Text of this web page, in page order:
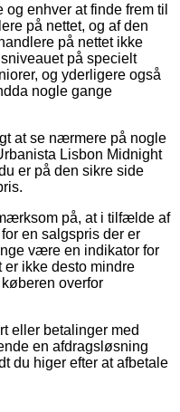
enhver at finde frem til
på nettet, og af den
på nettet ikke
på specielt
og yderligere også
nogle gange
at se nærmere på nogle
Lisbon Midnight
er på den sikre side
på, at i tilfælde af
en salgspris der er
være en indikator for
ikke desto mindre
overfor
eller betalinger med
en afdragsløsning
du higer efter at afbetale